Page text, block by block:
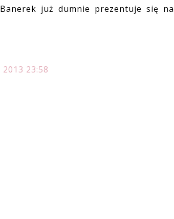
już dumnie prezentuje się na
23:58